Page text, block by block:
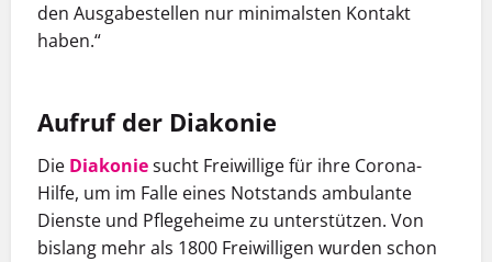
den Ausgabestellen nur minimalsten Kontakt
haben.“
Aufruf der Diakonie
Die Diakoniesucht Freiwillige für ihre Corona-
Hilfe, um im Falle eines Notstands ambulante
Dienste und Pflegeheime zu unterstützen. Von
bislang mehr als 1800 Freiwilligen wurden schon